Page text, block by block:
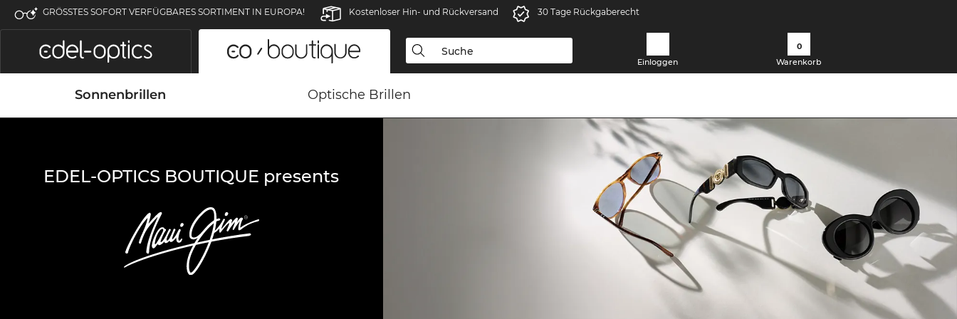
GRÖSSTES SOFORT VERFÜGBARES SORTIMENT IN EUROPA! Kostenloser Hin- und Rückversand 30 Tage Rückgaberecht
Einloggen
0
Warenkorb
Sonnenbrillen Optische Brillen
EDEL-OPTICS BOUTIQUE presents